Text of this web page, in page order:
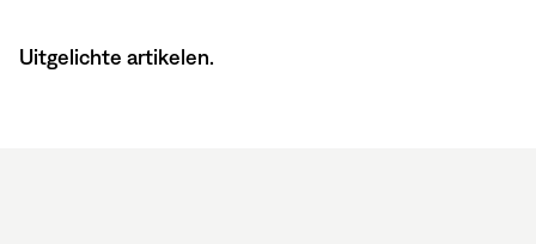
Uitgelichte artikelen.